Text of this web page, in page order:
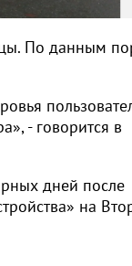
По данным
- говорится в
дней после
на